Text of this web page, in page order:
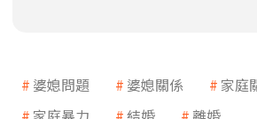
婆媳問題 婆媳關係 家庭